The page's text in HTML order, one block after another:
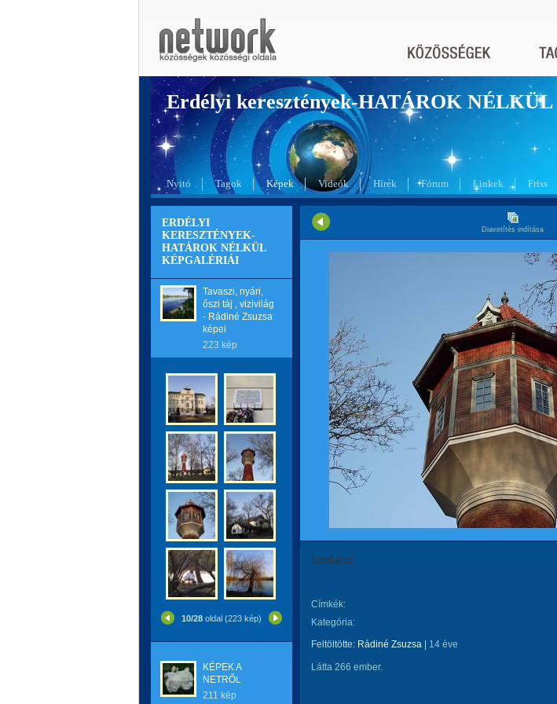
Erdélyi keresztények-HATÁROK NÉLKÜL
Nyitó Tagok Képek Videók Hírek Fórum Linkek Friss
ERDÉLYI
KERESZTÉNYEK-
HATÁROK NÉLKÜL
KÉPGALÉRIÁI
Tavaszi, nyári,
őszi táj , vizivilág
- Rádiné Zsuzsa
képei
223 kép
10/28 oldal (223 kép)
KÉPEK A
NETRŐL
211 kép
Diavetítés indítása
Szódaház
Címkék:
Kategória:
Feltöltötte: Rádiné Zsuzsa 14 éve
Látta 266 ember.